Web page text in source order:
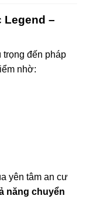
Legend –
trọng đến pháp
nhờ:
yên tâm an cư
năng chuyển